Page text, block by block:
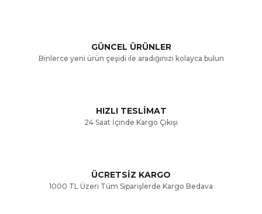
Ürün bilgilerinde hatalar bulunuyor.
Gönder
GÜNCEL ÜRÜNLER
Binlerce yeni ürün çeşidi ile aradığınızı kolayca bulun
HIZLI TESLİMAT
24 Saat İçinde Kargo Çıkışı
ÜCRETSİZ KARGO
1000 TL Üzeri Tüm Siparişlerde Kargo Bedava